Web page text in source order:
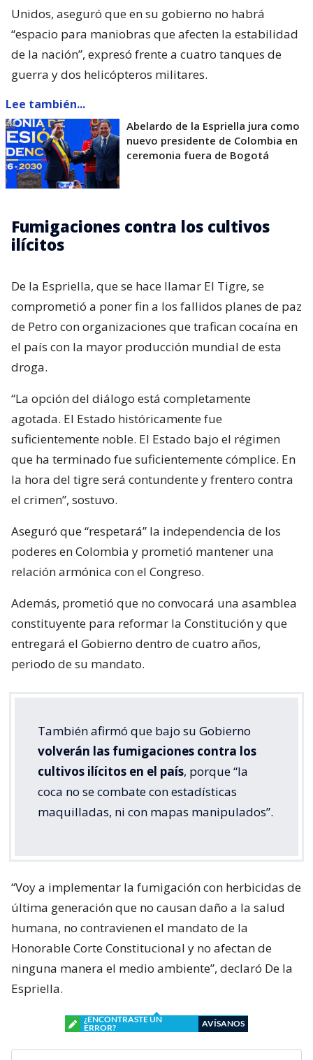
Unidos, aseguró que en su gobierno no habrá
“espacio para maniobras que afecten la estabilidad
de la nación”, expresó frente a cuatro tanques de
guerra y dos helicópteros militares.
Lee también...
Abelardo de la Espriella jura como
nuevo presidente de Colombia en
ceremonia fuera de Bogotá
Fumigaciones contra los cultivos
ilícitos
De la Espriella, que se hace llamar El Tigre, se
comprometió a poner fin a los fallidos planes de paz
de Petro con organizaciones que trafican cocaína en
el país con la mayor producción mundial de esta
droga.
“La opción del diálogo está completamente
agotada. El Estado históricamente fue
suficientemente noble. El Estado bajo el régimen
que ha terminado fue suficientemente cómplice. En
la hora del tigre será contundente y frentero contra
el crimen”, sostuvo.
Aseguró que “respetará” la independencia de los
poderes en Colombia y prometió mantener una
relación armónica con el Congreso.
Además, prometió que no convocará una asamblea
constituyente para reformar la Constitución y que
entregará el Gobierno dentro de cuatro años,
periodo de su mandato.
También afirmó que bajo su Gobierno
volverán las fumigaciones contra los
cultivos ilícitos en el país, porque “la
coca no se combate con estadísticas
maquilladas, ni con mapas manipulados”.
“Voy a implementar la fumigación con herbicidas de
última generación que no causan daño a la salud
humana, no contravienen el mandato de la
Honorable Corte Constitucional y no afectan de
ninguna manera el medio ambiente”, declaró De la
Espriella.
¿ENCONTRASTE UN
ERROR?
AVÍSANOS